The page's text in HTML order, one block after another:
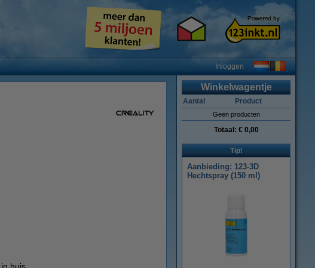
Inloggen
Winkelwagentje
Aantal Product
Geen producten
Totaal: € 0,00
Tip!
Aanbieding: 123-3D
Hechtspray (150 ml)